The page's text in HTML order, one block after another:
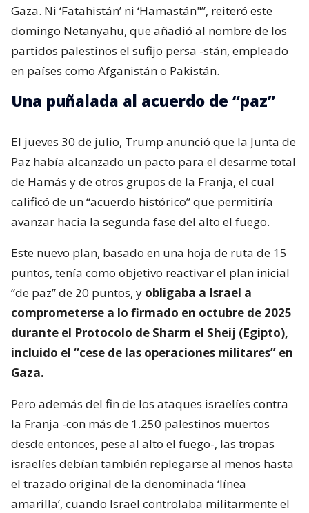
Gaza. Ni ‘Fatahistán’ ni ‘Hamastán"”, reiteró este
domingo Netanyahu, que añadió al nombre de los
partidos palestinos el sufijo persa -stán, empleado
en países como Afganistán o Pakistán.
Una puñalada al acuerdo de “paz”
El jueves 30 de julio, Trump anunció que la Junta de
Paz había alcanzado un pacto para el desarme total
de Hamás y de otros grupos de la Franja, el cual
calificó de un “acuerdo histórico” que permitiría
avanzar hacia la segunda fase del alto el fuego.
Este nuevo plan, basado en una hoja de ruta de 15
puntos, tenía como objetivo reactivar el plan inicial
“de paz” de 20 puntos, y obligaba a Israel a
comprometerse a lo firmado en octubre de 2025
durante el Protocolo de Sharm el Sheij (Egipto),
incluido el “cese de las operaciones militares” en
Gaza.
Pero además del fin de los ataques israelíes contra
la Franja -con más de 1.250 palestinos muertos
desde entonces, pese al alto el fuego-, las tropas
israelíes debían también replegarse al menos hasta
el trazado original de la denominada ‘línea
amarilla’, cuando Israel controlaba militarmente el